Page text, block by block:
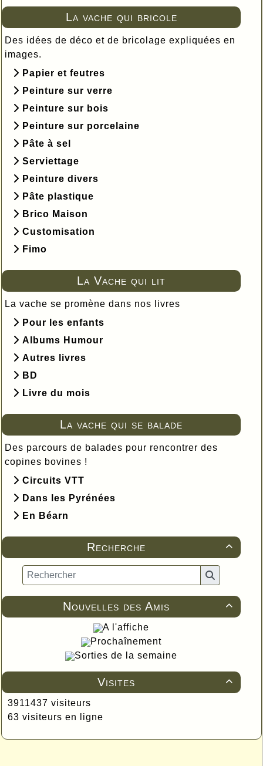
La vache qui bricole
Des idées de déco et de bricolage expliquées en
images.
Papier et feutres
Peinture sur verre
Peinture sur bois
Peinture sur porcelaine
Pâte à sel
Serviettage
Peinture divers
Pâte plastique
Brico Maison
Customisation
Fimo
La Vache qui lit
La vache se promène dans nos livres
Pour les enfants
Albums Humour
Autres livres
BD
Livre du mois
La vache qui se balade
Des parcours de balades pour rencontrer des
copines bovines !
Circuits VTT
Dans les Pyrénées
En Béarn

Recherche

Nouvelles des Amis
A l'affiche
Prochaînement
Sorties de la semaine

Visites
3911437 visiteurs
63 visiteurs en ligne